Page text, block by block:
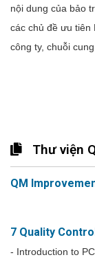
nội dung của bảo
các chủ đề ưu tiên
công ty, chuỗi cung
Thư viện
QM
7 Quality
- Introduction to